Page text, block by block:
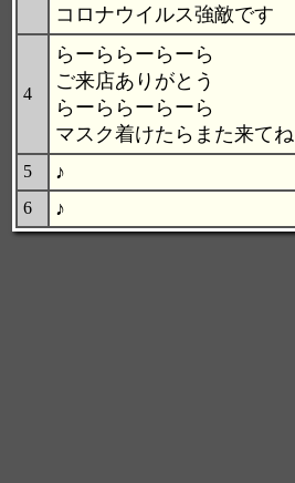
コロナウイルス強敵です
4
らーららーらーら
ご来店ありがとう
らーららーらーら
マスク着けたらまた来てね
5 ♪
6 ♪